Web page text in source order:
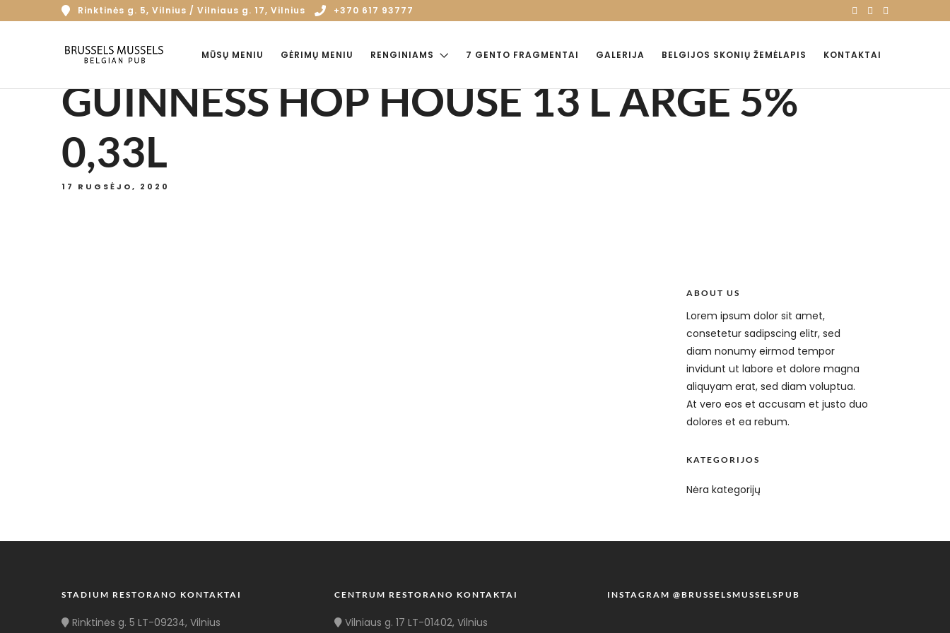
Rinktinės g. 5, Vilnius / Vilniaus g. 17, Vilnius +370 617 93777
MŪSŲ MENIU GĖRIMŲ MENIU RENGINIAMS 7 GENTO FRAGMENTAI GALERIJA BELGIJOS SKONIŲ ŽEMĖLAPIS KONTAKTAI
GUINNESS HOP HOUSE 13 L ARGE 5%
0,33L
17 RUGSĖJO, 2020
ABOUT US
Lorem ipsum dolor sit amet,
consetetur sadipscing elitr, sed
diam nonumy eirmod tempor
invidunt ut labore et dolore magna
aliquyam erat, sed diam voluptua.
At vero eos et accusam et justo duo
dolores et ea rebum.
KATEGORIJOS
Nėra kategorijų
STADIUM RESTORANO KONTAKTAI
Rinktinės g. 5 LT-09234, Vilnius
CENTRUM RESTORANO KONTAKTAI
Vilniaus g. 17 LT-01402, Vilnius
INSTAGRAM @BRUSSELSMUSSELSPUB